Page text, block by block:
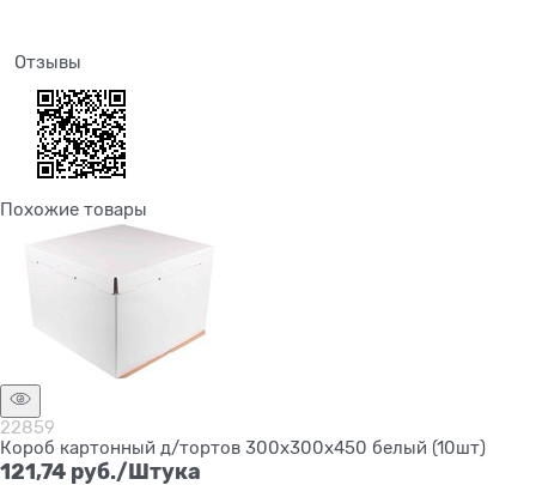
Отзывы
Похожие товары
22859
Короб картонный д/тортов 300х300х450 белый (10шт)
121,74 руб./Штука